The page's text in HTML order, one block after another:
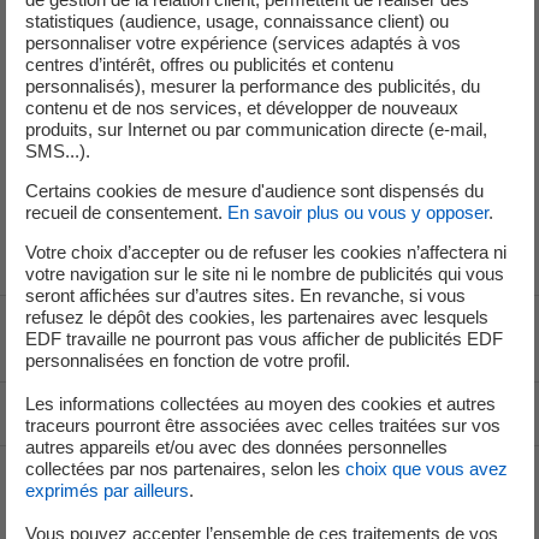
Service de Presse
+33 (1) 40 42 46 37
service-de-presse@edf.fr
Voir le fil d'ariane
Haut de page
Groupe
statistiques (audience, usage, connaissance client) ou
personnaliser votre expérience (services adaptés à vos
centres d’intérêt, offres ou publicités et contenu
personnalisés), mesurer la performance des publicités, du
contenu et de nos services, et développer de nouveaux
produits, sur Internet ou par communication directe (e-mail,
SMS...).
Certains cookies de mesure d'audience sont dispensés du
recueil de consentement. En savoir plus ou vous y opposer.
Votre choix d’accepter ou de refuser les cookies n’affectera ni
votre navigation sur le site ni le nombre de publicités qui vous
seront affichées sur d’autres sites. En revanche, si vous
refusez le dépôt des cookies, les partenaires avec lesquels
EDF travaille ne pourront pas vous afficher de publicités EDF
personnalisées en fonction de votre profil.
Les informations collectées au moyen des cookies et autres
traceurs pourront être associées avec celles traitées sur vos
autres appareils et/ou avec des données personnelles
collectées par nos partenaires, selon les choix que vous avez
exprimés par ailleurs.
Vous pouvez accepter l’ensemble de ces traitements de vos